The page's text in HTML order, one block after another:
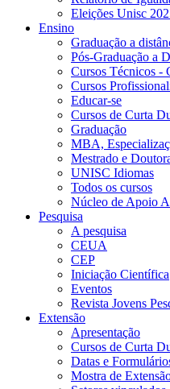
Eleições Unisc
Ensino
Graduação a
Pós-Graduação a
Cursos Técnicos -
Cursos
Educar-se
Cursos de Curta
Graduação
MBA,
Mestrado e
UNISC Idiomas
Todos os cursos
Núcleo de Apoio
Pesquisa
A pesquisa
CEUA
CEP
Iniciação Científica
Eventos
Revista Jovens
Extensão
Apresentação
Cursos de Curta
Datas e
Mostra de